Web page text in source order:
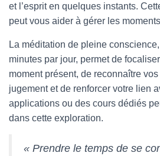
et l’esprit en quelques instants.
peut vous aider à gérer les
La méditation de pleine
minutes par jour, permet de
moment présent, de reconnaître
jugement et de renforcer votre lien
applications ou des cours dédiés
dans cette exploration.
« Prendre le temps de se